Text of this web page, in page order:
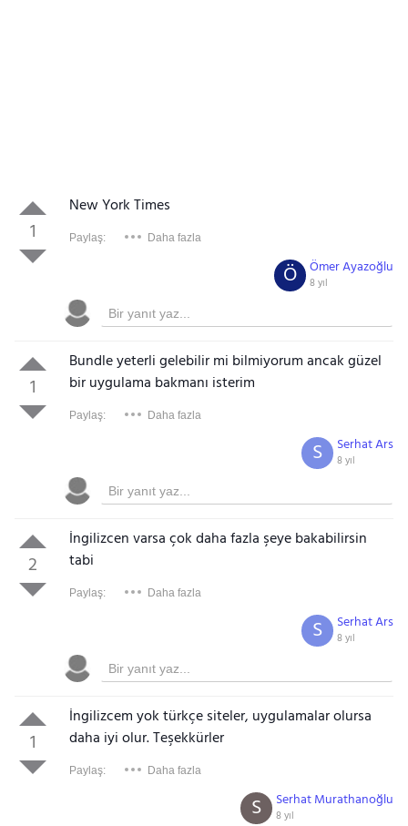
1
New York Times
Paylaş: Daha fazla
Ömer Ayazoğlu
8 yıl
Ö
1
Bundle yeterli gelebilir mi bilmiyorum ancak güzel
bir uygulama bakmanı isterim
Paylaş: Daha fazla
Serhat Ars
8 yıl
S
2
İngilizcen varsa çok daha fazla şeye bakabilirsin
tabi
Paylaş: Daha fazla
Serhat Ars
8 yıl
S
1
İngilizcem yok türkçe siteler, uygulamalar olursa
daha iyi olur. Teşekkürler
Paylaş: Daha fazla
Serhat Murathanoğlu
8 yıl
S